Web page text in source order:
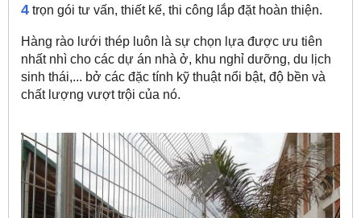
4 trọn gói tư vấn, thiết kế, thi công lắp đặt hoàn thiện.
Hàng rào lưới thép luôn là sự chọn lựa được ưu tiên
nhất nhì cho các dự án nhà ở, khu nghỉ dưỡng, du lịch
sinh thái,... bở các đặc tính kỹ thuật nổi bật, độ bền và
chất lượng vượt trội của nó.